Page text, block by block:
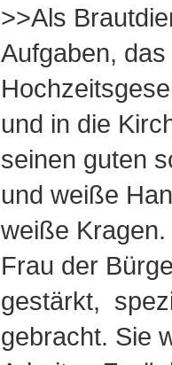
>>Als
Aufgaben,
und in die
seinen guten
und weiße
weiße
Frau der
gestärkt,
gebracht. Sie